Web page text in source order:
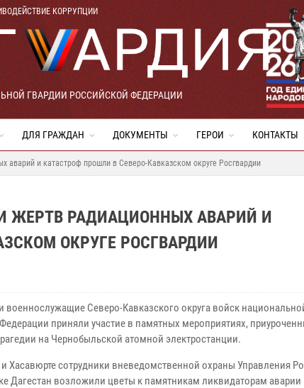
КОРРУПЦИИ
ГВАРДИИ РОССИЙСКОЙ ФЕДЕРАЦИИ
ДЛЯ ГРАЖДАН ДОКУМЕНТЫ ГЕРОИ КОНТАКТЫ
аварий и катастроф прошли в Северо-Кавказском округе Росгвардии
ЖЕРТВ РАДИАЦИОННЫХ АВАРИЙ И
ОКРУГЕ РОСГВАРДИИ
военнослужащие Северо-Кавказского округа войск
приняли участие в памятных мероприятиях,
на Чернобыльской атомной электростанции.
Хасавюрте сотрудники вневедомственной охраны Управления
Дагестан возложили цветы к памятникам ликвидаторам